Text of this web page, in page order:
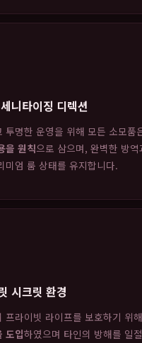
니타이징 디렉션
투명한 운영을 위해 모든 소모품
을 원칙으로 삼으며, 완벽한 방
미엄 룸 상태를 유지합니다.
시크릿 환경
프라이빗 라이프를 보호하기 위해
도입하였으며 타인의 방해를 일